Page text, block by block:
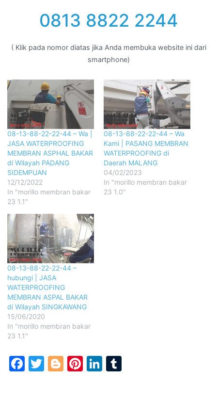
0813 8822 2244
( Klik pada nomor diatas jika Anda membuka website ini dari
smartphone)
08-13-88-22-22-44 – Wa |
JASA WATERPROOFING
MEMBRAN ASPHAL BAKAR
di Wilayah PADANG
SIDEMPUAN
12/12/2022
In "morillo membran bakar
23 1.1"
08-13-88-22-22-44 – Wa
Kami | PASANG MEMBRAN
WATERPROOFING di
Daerah MALANG
04/02/2023
In "morillo membran bakar
23 1.0"
08-13-88-22-22-44 –
hubungi | JASA
WATERPROOFING
MEMBRAN ASPAL BAKAR
di Wilayah SINGKAWANG
15/06/2020
In "morillo membran bakar
23 1.1"
Facebook
Twitter
Blogger
Pinterest
LinkedIn